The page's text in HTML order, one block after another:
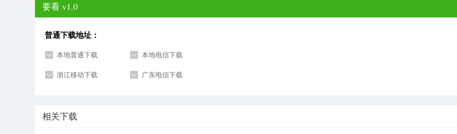
要看 v1.0
普通下载地址：
本地普通下载 本地电信下载
浙江移动下载 广东电信下载
相关下载